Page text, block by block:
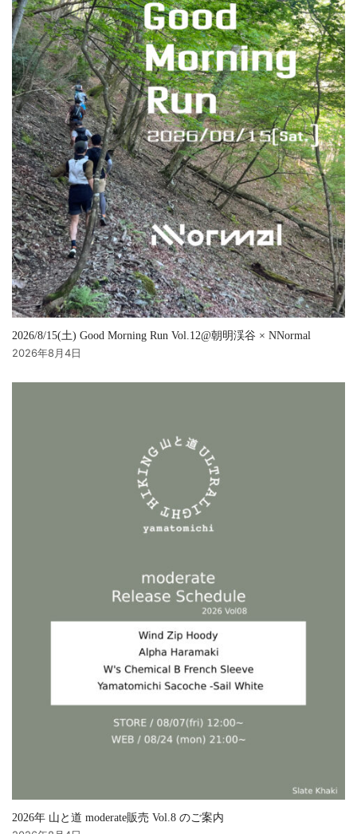
2026/8/15(土) Good Morning Run Vol.12@朝明渓谷 × NNormal
2026年8月4日
2026年 山と道 moderate販売 Vol.8 のご案内